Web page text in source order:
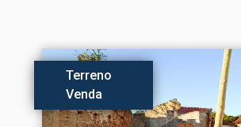
Terreno
Venda